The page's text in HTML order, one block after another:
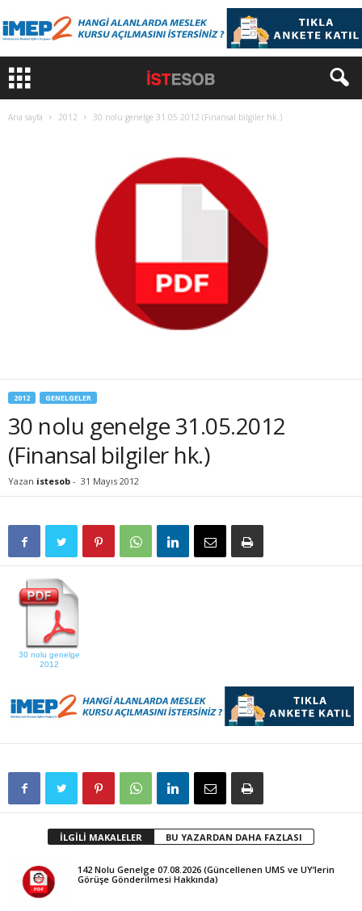
Ana sayfa 2012 30 nolu genelge 31.05.2012 (Finansal bilgiler hk.)
2012 GENELGELER
30 nolu genelge 31.05.2012
(Finansal bilgiler hk.)
Yazan istesob - 31 Mayıs 2012
30 nolu genelge
2012
İLGİLİ MAKALELER BU YAZARDAN DAHA FAZLASI
142 Nolu Genelge 07.08.2026 (Güncellenen UMS ve UY’lerin
Görüşe Gönderilmesi Hakkında)